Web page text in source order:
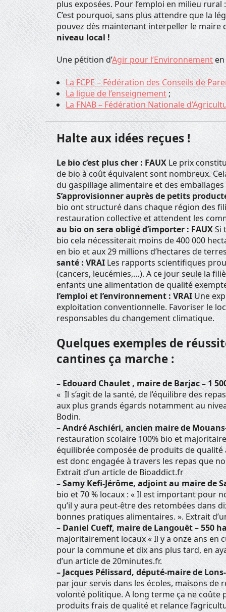
plus exposées. Pour l’emploi en milieu
C’est pourquoi, sans plus attendre que la
pouvez dès maintenant interpeller le maire
niveau local !
Une pétition d’Agir pour l’Environnementen
La FCPE – Fédération des Conseils de
La ligue de l’enseignement;
La FNAB – Fédération Nationale
Halte aux idées reçues !
Le bio c’est plus cher : FAUXLe prix
de bio à coût équivalent sont nombreux.
du gaspillage alimentaire et des
S’approvisionner auprès de petits
bio ont structuré dans chaque région des
restauration collective et attendent les
au bio on sera obligé d’importer : FAUXSi
bio cela nécessiterait moins de 400 000
en bio et aux 29 millions d’hectares de
santé : VRAILes rapports scientifiques
(cancers, leucémies,…). A ce jour seule la
enfants une alimentation de qualité
l’emploi et l’environnement : VRAIUne
exploitation conventionnelle. Favoriser le
responsables du changement climatique.
Quelques exemples de
cantines ça marche :
– Edouard Chaulet , maire de Barjac – 1
« Il s’agit de la santé, de l’équilibre des
aux plus grands égards notamment au
Bodin.
– André Aschiéri, ancien maire de
restauration scolaire 100% bio et
équilibrée composée de produits de
est donc engagée à travers les repas que
Extrait d’un article de Bioaddict.fr
– Samy Kefi-Jérôme, adjoint au maire de
bio et 70 % locaux : « Il est important pour
qu’il y aura peut-être des retombées dans
bonnes pratiques alimentaires. ». Extrait
– Daniel Cueff, maire de Langouët – 550
majoritairement locaux « Il y a onze ans
pour la commune et dix ans plus tard, en
d’un article de 20minutes.fr.
– Jacques Pélissard, député-maire de
par jour servis dans les écoles, maisons de
volonté politique. A long terme ça ne coûte
produits frais de qualité et relance